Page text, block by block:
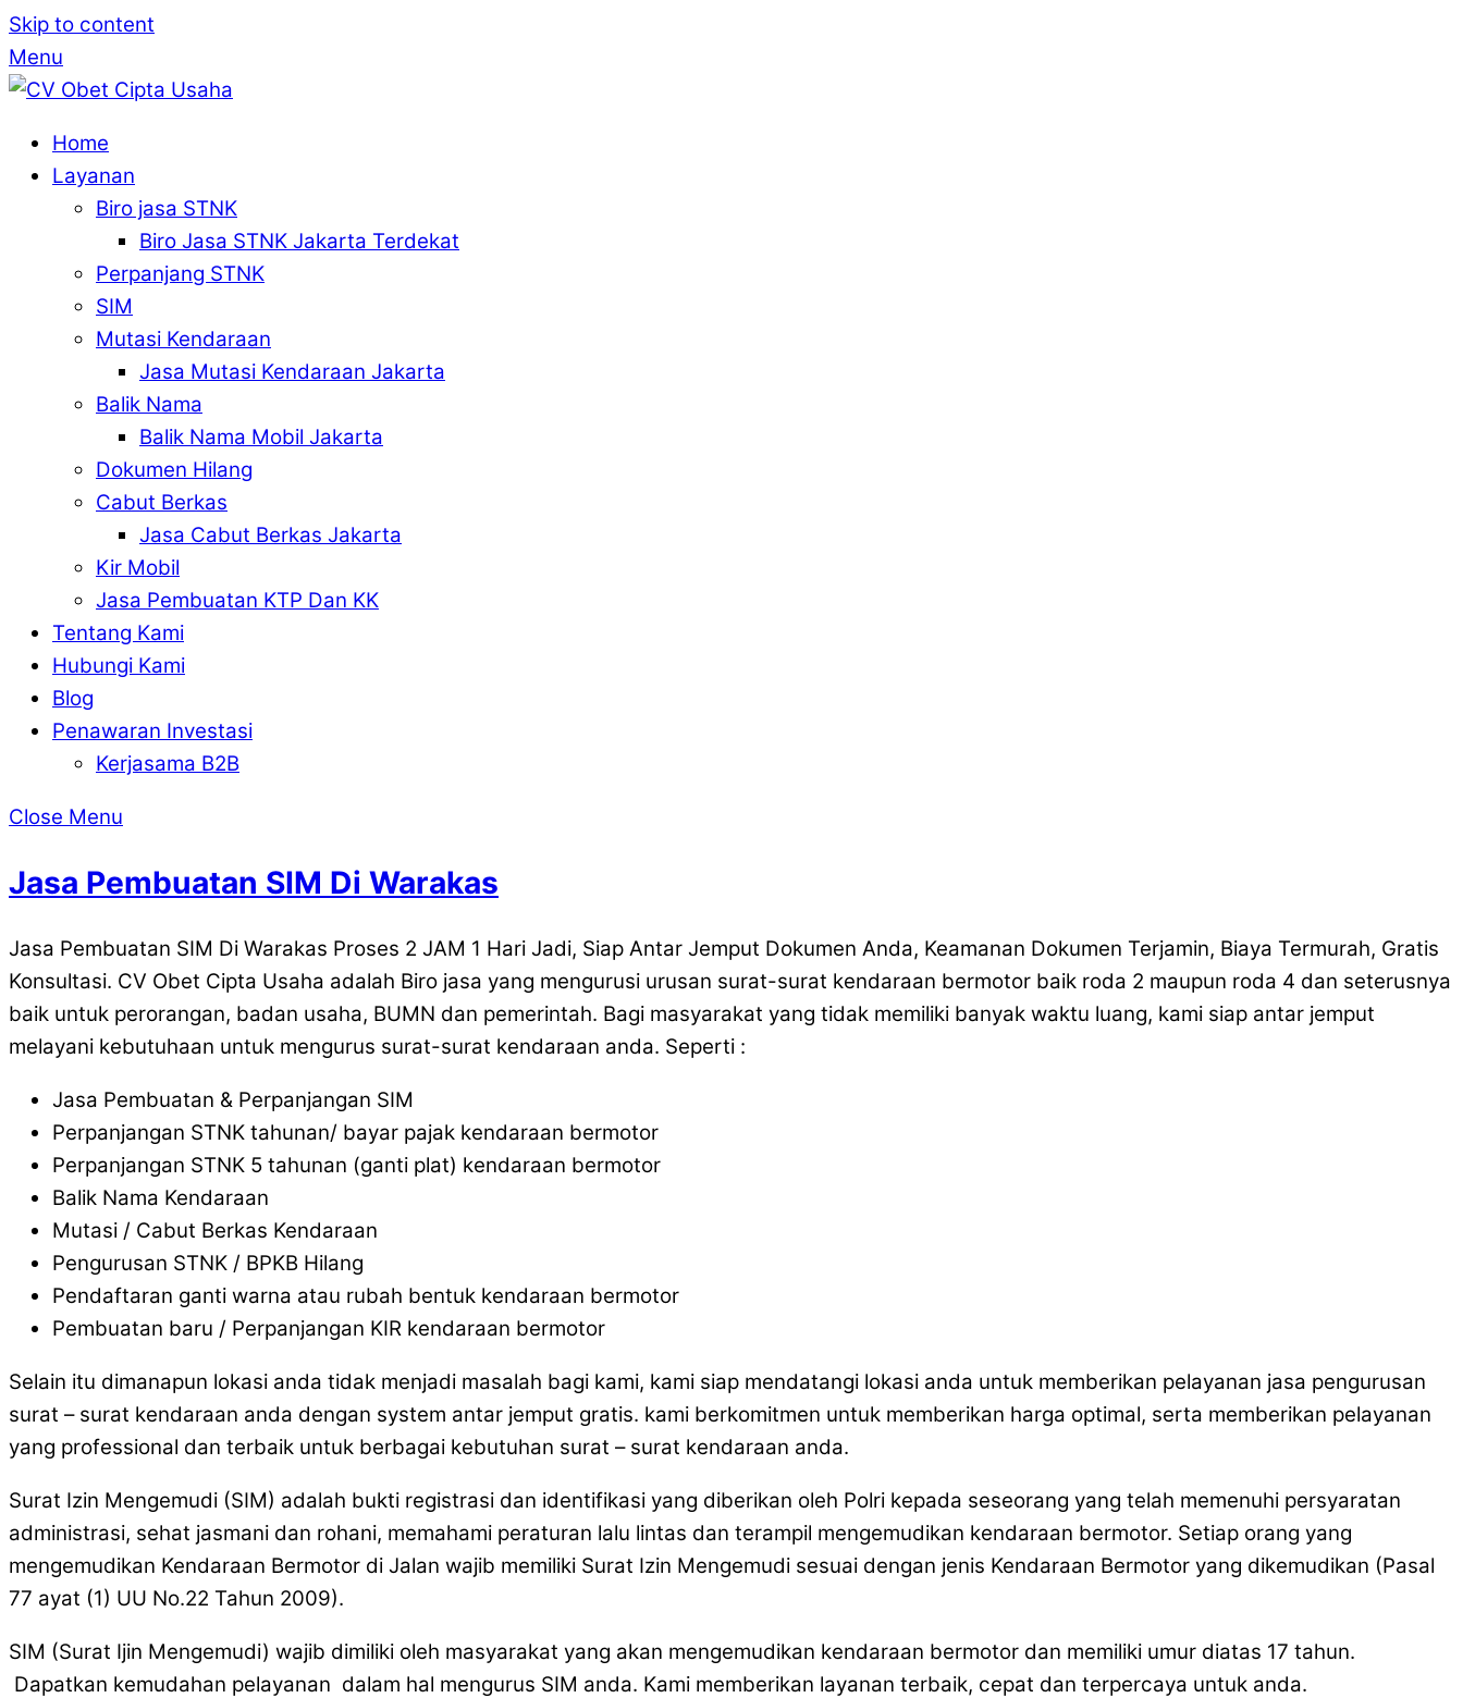
Skip to content
Menu
Home
Layanan
Biro jasa STNK
Biro Jasa STNK Jakarta Terdekat
Perpanjang STNK
SIM
Mutasi Kendaraan
Jasa Mutasi Kendaraan Jakarta
Balik Nama
Balik Nama Mobil Jakarta
Dokumen Hilang
Cabut Berkas
Jasa Cabut Berkas Jakarta
Kir Mobil
Jasa Pembuatan KTP Dan KK
Tentang Kami
Hubungi Kami
Blog
Penawaran Investasi
Kerjasama B2B
Close Menu
Jasa Pembuatan SIM Di Warakas
Jasa Pembuatan SIM Di Warakas Proses 2 JAM 1 Hari Jadi, Siap Antar Jemput Dokumen Anda, Keamanan Dokumen Terjamin, Biaya Termurah, Gratis
Konsultasi. CV Obet Cipta Usaha adalah Biro jasa yang mengurusi urusan surat-surat kendaraan bermotor baik roda 2 maupun roda 4 dan seterusnya
baik untuk perorangan, badan usaha, BUMN dan pemerintah. Bagi masyarakat yang tidak memiliki banyak waktu luang, kami siap antar jemput
melayani kebutuhaan untuk mengurus surat-surat kendaraan anda. Seperti :
Jasa Pembuatan & Perpanjangan SIM
Perpanjangan STNK tahunan/ bayar pajak kendaraan bermotor
Perpanjangan STNK 5 tahunan (ganti plat) kendaraan bermotor
Balik Nama Kendaraan
Mutasi / Cabut Berkas Kendaraan
Pengurusan STNK / BPKB Hilang
Pendaftaran ganti warna atau rubah bentuk kendaraan bermotor
Pembuatan baru / Perpanjangan KIR kendaraan bermotor
Selain itu dimanapun lokasi anda tidak menjadi masalah bagi kami, kami siap mendatangi lokasi anda untuk memberikan pelayanan jasa pengurusan
surat – surat kendaraan anda dengan system antar jemput gratis. kami berkomitmen untuk memberikan harga optimal, serta memberikan pelayanan
yang professional dan terbaik untuk berbagai kebutuhan surat – surat kendaraan anda.
Surat Izin Mengemudi (SIM) adalah bukti registrasi dan identifikasi yang diberikan oleh Polri kepada seseorang yang telah memenuhi persyaratan
administrasi, sehat jasmani dan rohani, memahami peraturan lalu lintas dan terampil mengemudikan kendaraan bermotor. Setiap orang yang
mengemudikan Kendaraan Bermotor di Jalan wajib memiliki Surat Izin Mengemudi sesuai dengan jenis Kendaraan Bermotor yang dikemudikan (Pasal
77 ayat (1) UU No.22 Tahun 2009).
SIM (Surat Ijin Mengemudi) wajib dimiliki oleh masyarakat yang akan mengemudikan kendaraan bermotor dan memiliki umur diatas 17 tahun.
Dapatkan kemudahan pelayanan dalam hal mengurus SIM anda. Kami memberikan layanan terbaik, cepat dan terpercaya untuk anda.